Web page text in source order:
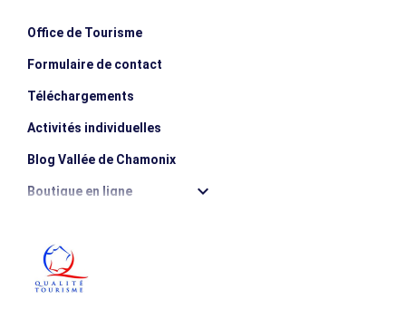
Office de Tourisme
Formulaire de contact
Téléchargements
Activités individuelles
Blog Vallée de Chamonix
Boutique en ligne
Les incontournables
Photothèque